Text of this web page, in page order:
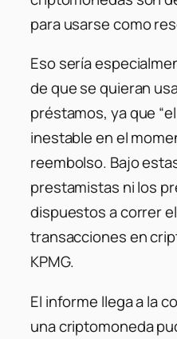
para usarse como
Eso sería
de que se quieran
préstamos, ya que “
inestable en el
reembolso. Bajo
prestamistas ni los
dispuestos a correr
transacciones en
KPMG.
El informe llega a la
una criptomoneda